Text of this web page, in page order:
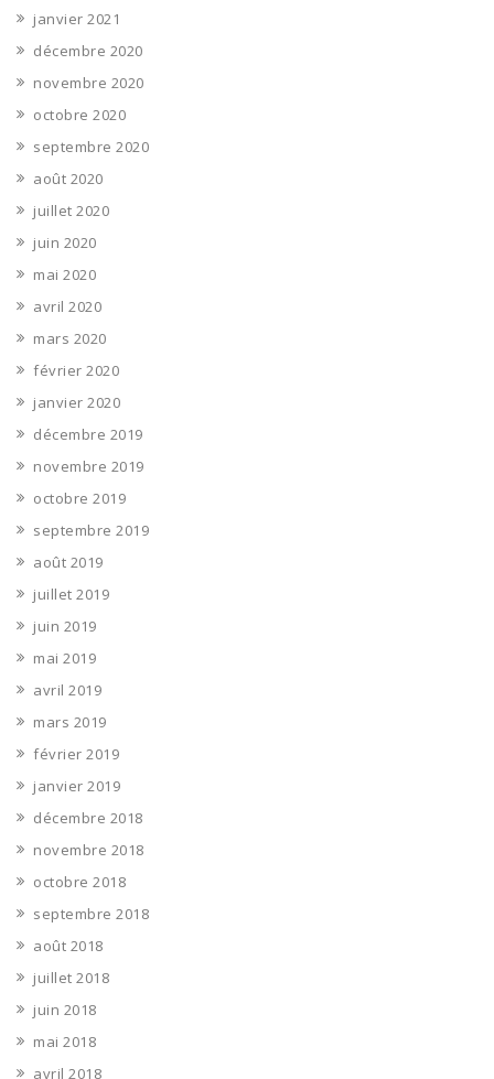
janvier 2021
décembre 2020
novembre 2020
octobre 2020
septembre 2020
août 2020
juillet 2020
juin 2020
mai 2020
avril 2020
mars 2020
février 2020
janvier 2020
décembre 2019
novembre 2019
octobre 2019
septembre 2019
août 2019
juillet 2019
juin 2019
mai 2019
avril 2019
mars 2019
février 2019
janvier 2019
décembre 2018
novembre 2018
octobre 2018
septembre 2018
août 2018
juillet 2018
juin 2018
mai 2018
avril 2018